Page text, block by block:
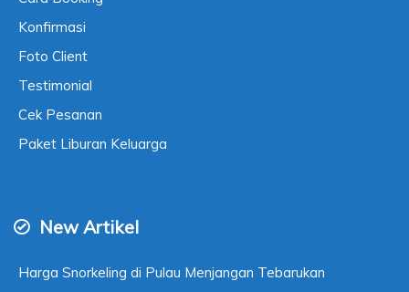
Konfirmasi
Foto Client
Testimonial
Cek Pesanan
Paket Liburan Keluarga
New Artikel
Harga Snorkeling di Pulau Menjangan Tebarukan